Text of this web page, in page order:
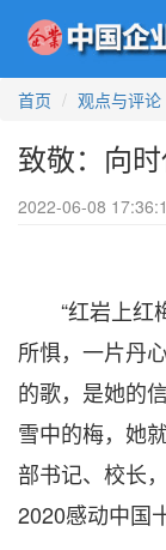
首页
观点与评论
致敬：向
2022-06-08
“红岩上红
所惧，一片丹
的歌，是她的
雪中的梅，她
部书记、校长
2020感动中国